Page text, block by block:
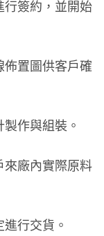
行簽約，並開始
佈置圖供客戶確
作與組裝。
來廠內實際原料
行交貨。